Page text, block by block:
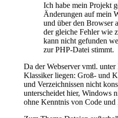
Ich habe mein Projekt
Änderungen auf mein
und über den Browser
der gleiche Fehler wie
kann nicht gefunden
zur PHP-Datei stimmt.
Da der Webserver vmtl.
Klassiker liegen: Groß- und
und Verzeichnissen nicht
unterscheidet hier, Windows
ohne Kenntnis von Code und